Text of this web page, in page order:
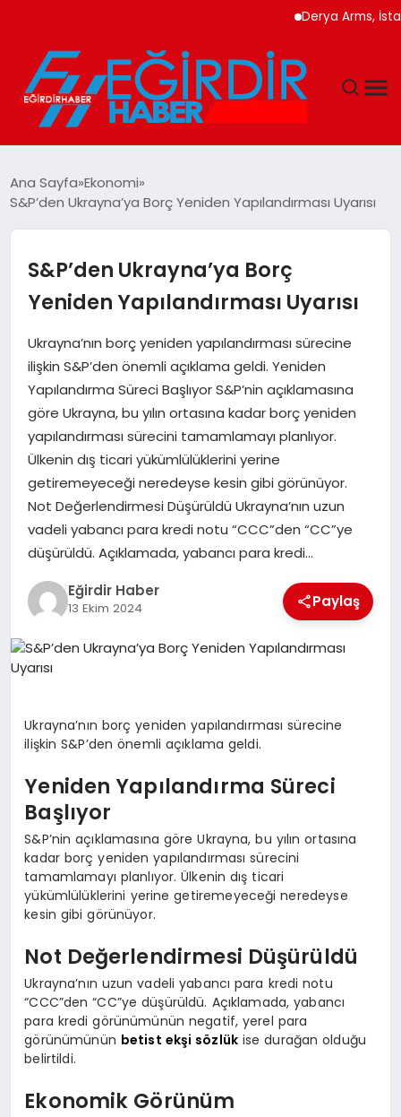
Derya Arms,
EKONOMI
GÜNDEM
MAGAZIN
SIYASET
SPOR
TEKNOLOJI
YAŞAM
Ana Sayfa Ekonomi
S&P’den Ukrayna’ya Borç Yeniden Yapılandırması Uyarısı
S&P’den Ukrayna’ya Borç
Yeniden Yapılandırması Uyarısı
Ukrayna’nın borç yeniden yapılandırması sürecine
ilişkin S&P’den önemli açıklama geldi. Yeniden
Yapılandırma Süreci Başlıyor S&P’nin açıklamasına
göre Ukrayna, bu yılın ortasına kadar borç yeniden
yapılandırması sürecini tamamlamayı planlıyor.
Ülkenin dış ticari yükümlülüklerini yerine
getiremeyeceği neredeyse kesin gibi görünüyor.
Not Değerlendirmesi Düşürüldü Ukrayna’nın uzun
vadeli yabancı para kredi notu “CCC”den “CC”ye
düşürüldü. Açıklamada, yabancı para kredi…
Eğirdir Haber
13 Ekim 2024 Paylaş
Ukrayna’nın borç yeniden yapılandırması sürecine
ilişkin S&P’den önemli açıklama geldi.
Yeniden Yapılandırma Süreci
Başlıyor
S&P’nin açıklamasına göre Ukrayna, bu yılın ortasına
kadar borç yeniden yapılandırması sürecini
tamamlamayı planlıyor. Ülkenin dış ticari
yükümlülüklerini yerine getiremeyeceği neredeyse
kesin gibi görünüyor.
Not Değerlendirmesi Düşürüldü
Ukrayna’nın uzun vadeli yabancı para kredi notu
“CCC”den “CC”ye düşürüldü. Açıklamada, yabancı
para kredi görünümünün negatif, yerel para
görünümünün betist ekşi sözlükise durağan olduğu
belirtildi.
Ekonomik Görünüm